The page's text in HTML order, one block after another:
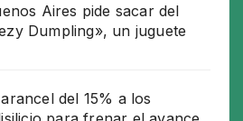
Aires pide sacar del
Dumpling», un juguete
del 15% a los